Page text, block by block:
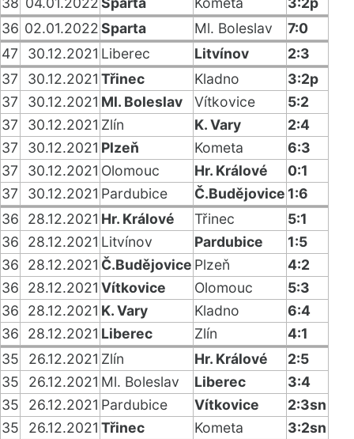
36 02.01.2022Sparta Ml. Boleslav
7:0
47
30.12.2021 Liberec Litvínov
2:3
37
30.12.2021 Třinec Kladno
3:2p
37
30.12.2021 Ml. Boleslav Vítkovice
5:2
37
30.12.2021 Zlín K. Vary
2:4
37
30.12.2021 Plzeň Kometa
6:3
37
30.12.2021 Olomouc Hr. Králové
0:1
37
30.12.2021 Pardubice Č.Budějovice 1:6
36
28.12.2021 Hr. Králové Třinec
5:1
36
28.12.2021 Litvínov Pardubice
1:5
36
28.12.2021 Č.Budějovice Plzeň
4:2
36
28.12.2021 Vítkovice Olomouc
5:3
36
28.12.2021 K. Vary Kladno
6:4
36
28.12.2021 Liberec Zlín
4:1
35
26.12.2021 Zlín Hr. Králové
2:5
35
26.12.2021 Ml. Boleslav Liberec
3:4
35
26.12.2021 Pardubice Vítkovice
2:3sn
35
26.12.2021 Třinec Kometa
3:2sn